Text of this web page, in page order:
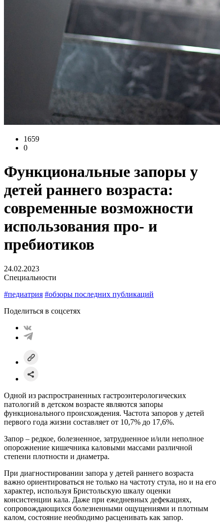
1659
0
Функциональные запоры у
детей раннего возраста:
современные возможности
использования про- и
пребиотиков
24.02.2023
Специальности
#педиатрия #обзоры последних публикаций
Поделиться в соцсетях
Одной из распространенных гастроэнтерологических
патологий в детском возрасте являются запоры
функционального происхождения. Частота запоров у детей
первого года жизни составляет от 10,7% до 17,6%.
Запор – редкое, болезненное, затрудненное и/или неполное
опорожнение кишечника каловыми массами различной
степени плотности и диаметра.
При диагностировании запора у детей раннего возраста
важно ориентироваться не только на частоту стула, но и на его
характер, используя Бристольскую шкалу оценки
консистенции кала. Даже при ежедневных дефекациях,
сопровождающихся болезненными ощущениями и плотным
калом, состояние необходимо расценивать как запор.